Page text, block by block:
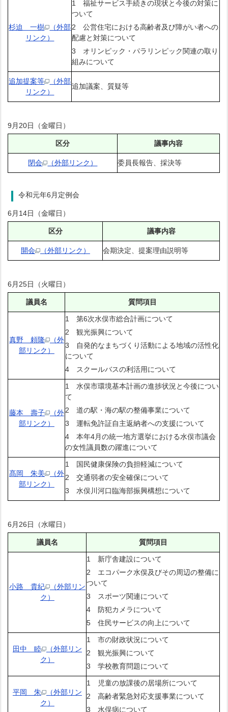
杉迫 一樹
（外部
リンク）
1 福祉サービス手続きの現状と今後の対策に
ついて
2 公営住宅における高齢者及び障がい者への
配慮と対策について
3 オリンピック・パラリンピック関連の取り
組みについて
追加提案等
（外部
リンク）
追加議案、質疑等
9月20日（金曜日）
区分 議事内容
閉会 （外部リンク） 委員長報告、採決等
令和元年6月定例会
6月14日（金曜日）
区分 議事内容
開会 （外部リンク） 会期決定、提案理由説明等
6月25日（火曜日）
議員名 質問項目
真野 頼隆
（外
部リンク）
1 第6次水俣市総合計画について
2 観光振興について
3 自発的なまちづくり活動による地域の活性化
について
4 スクールバスの利活用について
藤本 壽子
（外
部リンク）
1 水俣市環境基本計画の進捗状況と今後につい
て
2 道の駅・海の駅の整備事業について
3 運転免許証自主返納者への支援について
4 本年4月の統一地方選挙における水俣市議会
の女性議員数の躍進について
髙岡 朱美
（外
部リンク）
1 国民健康保険の負担軽減について
2 交通弱者の安全確保について
3 水俣川河口臨海部振興構想について
6月26日（水曜日）
議員名 質問項目
小路 貴紀
（外部リン
ク）
1 新庁舎建設について
2 エコパーク水俣及びその周辺の整備に
ついて
3 スポーツ関連について
4 防犯カメラについて
5 住民サービスの向上について
田中 睦
（外部リン
ク）
1 市の財政状況について
2 観光振興について
3 学校教育問題について
平岡 朱
（外部リン
ク）
1 児童の放課後の居場所について
2 高齢者緊急対応支援事業について
3 水俣病について